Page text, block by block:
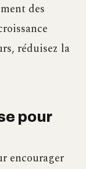
des
réduisez la
pour
encourager